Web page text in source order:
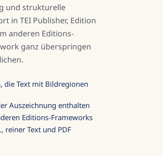
und strukturelle
in TEI Publisher, Edition
anderen Editions-
ganz überspringen
die Text mit Bildregionen
Auszeichnung enthalten
Editions-Frameworks
reiner Text und PDF